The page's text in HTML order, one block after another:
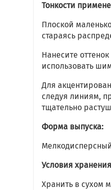
Тонкости
Плоской
стараясь
Нанесите
использовать
Для
следуя линиям,
тщательно
Форма выпуска:
Условия
Хранить в сухом